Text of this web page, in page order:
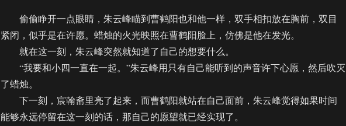
偷偷睁开一点眼睛，朱云峰瞄到曹鹤阳也和他一样，双手相扣放在胸前，双目
紧闭，似乎是在许愿。蜡烛的火光映照在曹鹤阳脸上，仿佛是他在发光。
就在这一刻，朱云峰突然就知道了自己的想要什么。
“我要和小四一直在一起。”朱云峰用只有自己能听到的声音许下心愿，然后吹灭
了蜡烛。
下一刻，宸翰斋里亮了起来，而曹鹤阳就站在自己面前，朱云峰觉得如果时间
能够永远停留在这一刻的话，那自己的愿望就已经实现了。